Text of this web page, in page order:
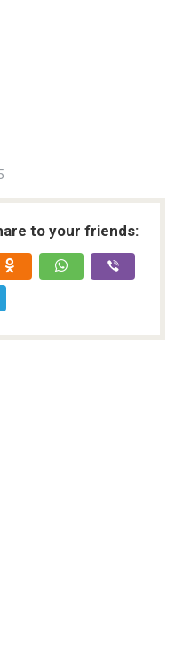
to your friends: